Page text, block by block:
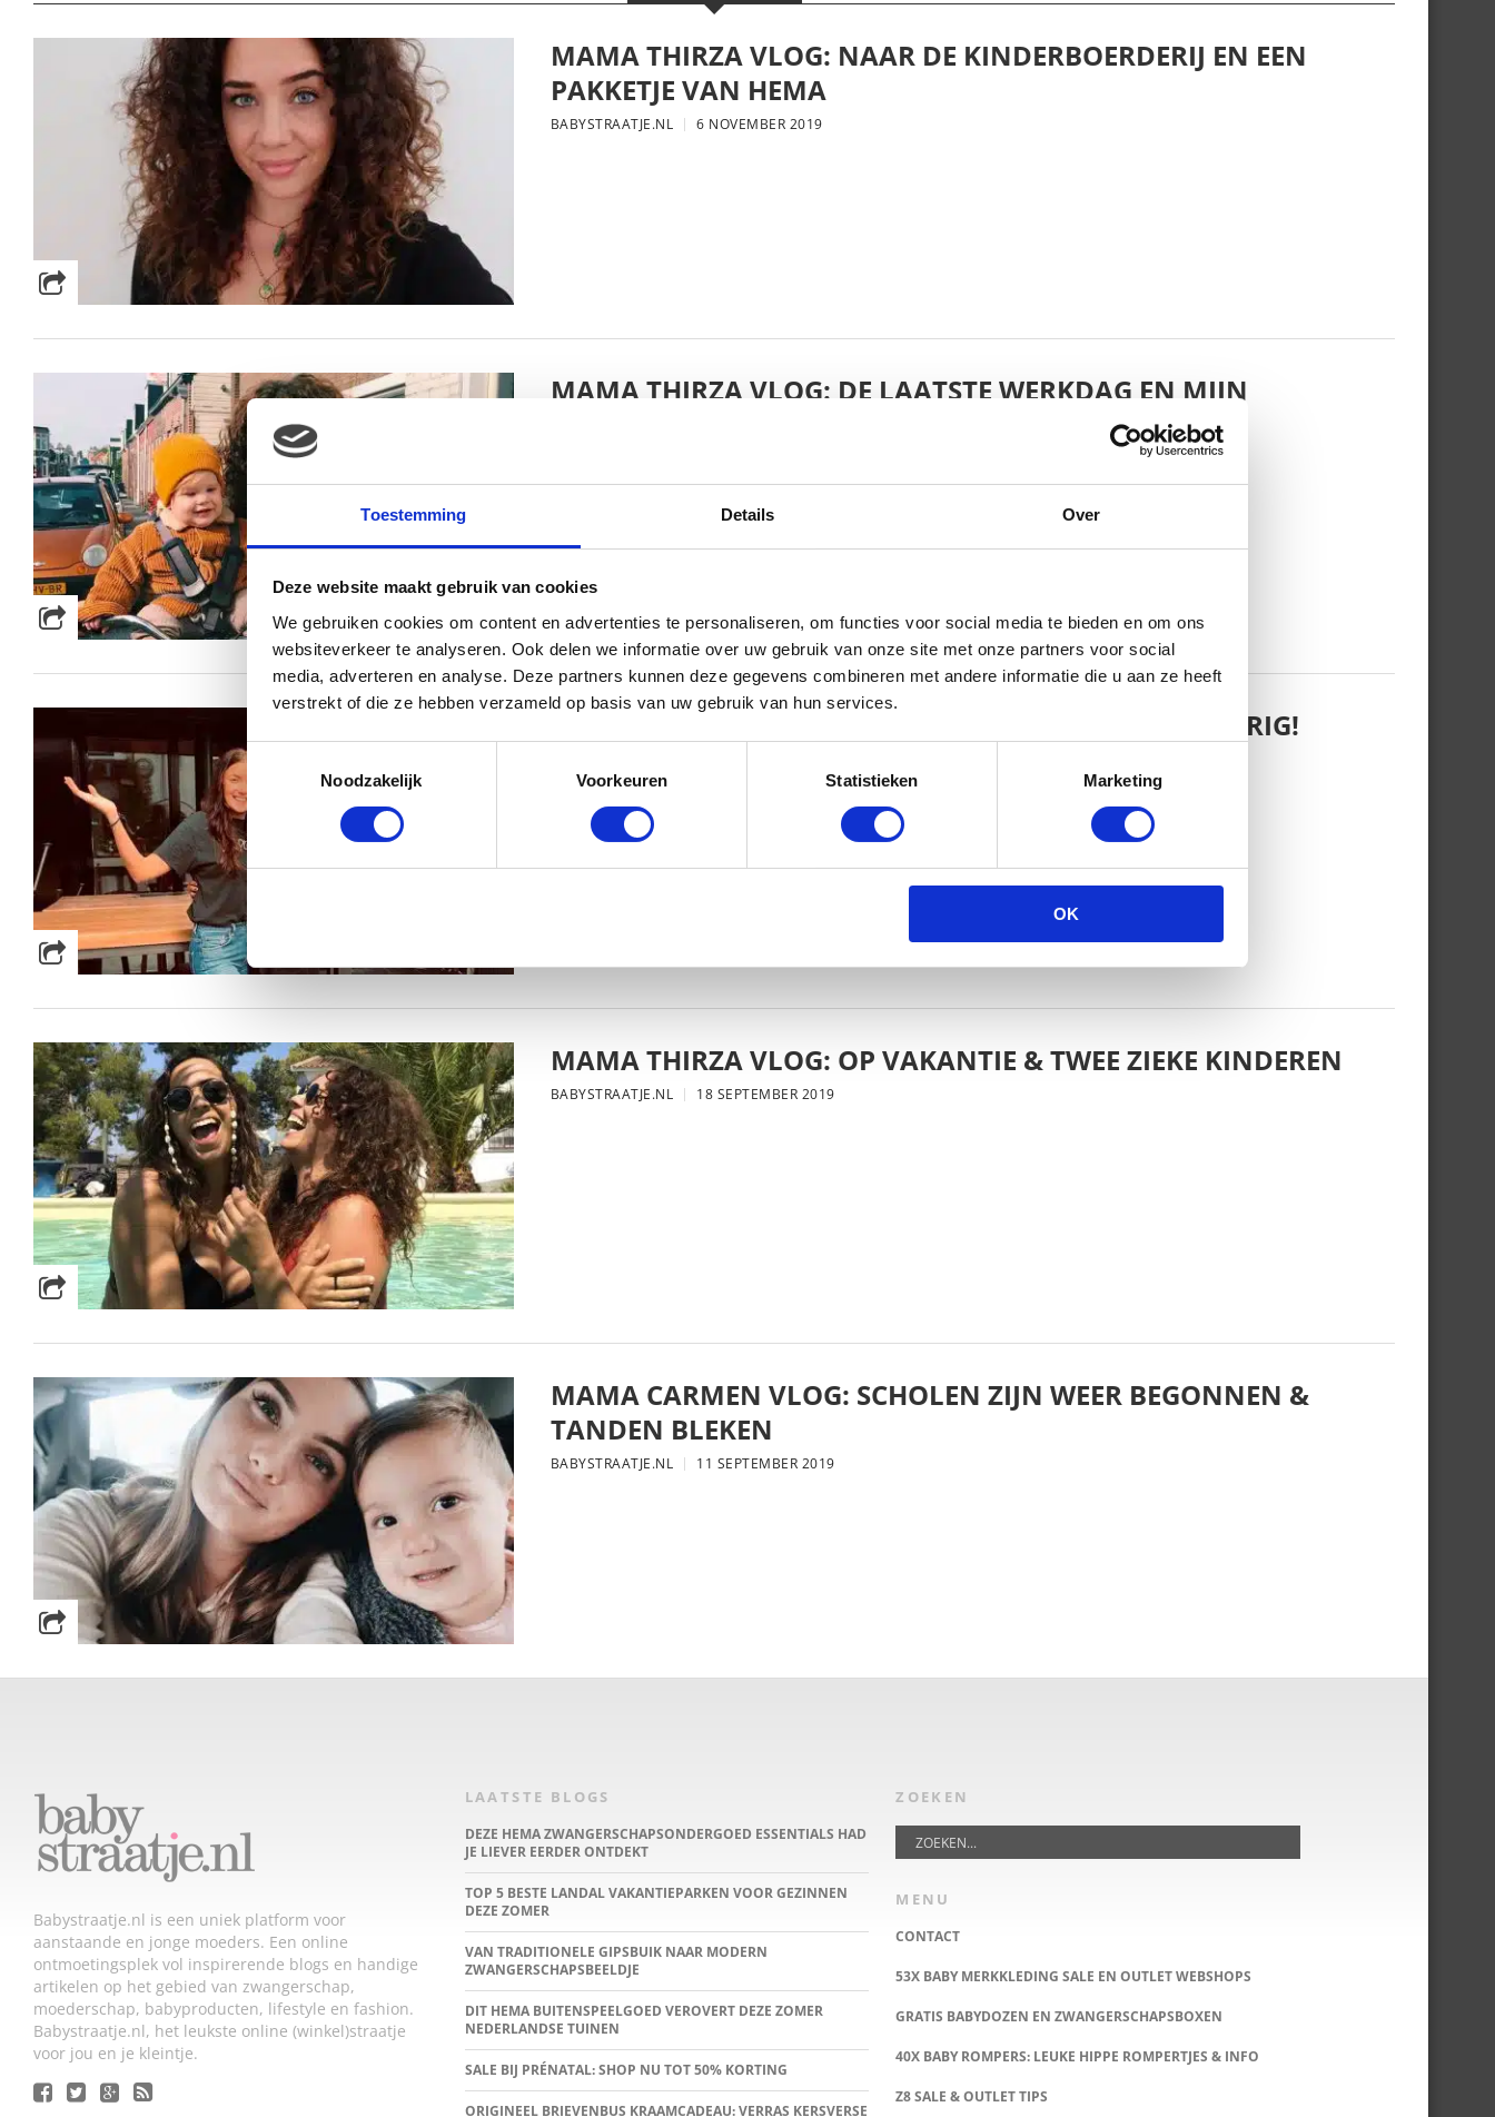
Toestemming Details Over
Deze website maakt gebruik van cookies
We gebruiken cookies om content en advertenties te personaliseren, om functies voor social media te bieden en om ons
websiteverkeer te analyseren. Ook delen we informatie over uw gebruik van onze site met onze partners voor social
media, adverteren en analyse. Deze partners kunnen deze gegevens combineren met andere informatie die u aan ze heeft
verstrekt of die ze hebben verzameld op basis van uw gebruik van hun services.
Toestemmingsselectie
Noodzakelijk
Voorkeuren Statistieken Marketing
OK
MAMA THIRZA VLOG: NAAR DE KINDERBOERDERIJ EN EEN
PAKKETJE VAN HEMA
BABYSTRAATJE.NL 6 NOVEMBER 2019
MAMA THIRZA VLOG: DE LAATSTE WERKDAG EN MIJN
MAMA THIRZA VLOG: HET IS FEEST, WANT REBEL IS JARIG!
MAMA THIRZA VLOG: OP VAKANTIE & TWEE ZIEKE KINDEREN
BABYSTRAATJE.NL 18 SEPTEMBER 2019
MAMA CARMEN VLOG: SCHOLEN ZIJN WEER BEGONNEN &
TANDEN BLEKEN
BABYSTRAATJE.NL 11 SEPTEMBER 2019
Babystraatje.nl is een uniek platform voor
aanstaande en jonge moeders. Een online
ontmoetingsplek vol inspirerende blogs en handige
artikelen op het gebied van zwangerschap,
moederschap, babyproducten, lifestyle en fashion.
Babystraatje.nl, het leukste online (winkel)straatje
voor jou en je kleintje.
LAATSTE BLOGS
DEZE HEMA ZWANGERSCHAPSONDERGOED ESSENTIALS HAD
JE LIEVER EERDER ONTDEKT
TOP 5 BESTE LANDAL VAKANTIEPARKEN VOOR GEZINNEN
DEZE ZOMER
VAN TRADITIONELE GIPSBUIK NAAR MODERN
ZWANGERSCHAPSBEELDJE
DIT HEMA BUITENSPEELGOED VEROVERT DEZE ZOMER
NEDERLANDSE TUINEN
SALE BIJ PRÉNATAL: SHOP NU TOT 50% KORTING
ORIGINEEL BRIEVENBUS KRAAMCADEAU: VERRAS KERSVERSE
ZOEKEN
MENU
CONTACT
53X BABY MERKKLEDING SALE EN OUTLET WEBSHOPS
GRATIS BABYDOZEN EN ZWANGERSCHAPSBOXEN
40X BABY ROMPERS: LEUKE HIPPE ROMPERTJES & INFO
Z8 SALE & OUTLET TIPS